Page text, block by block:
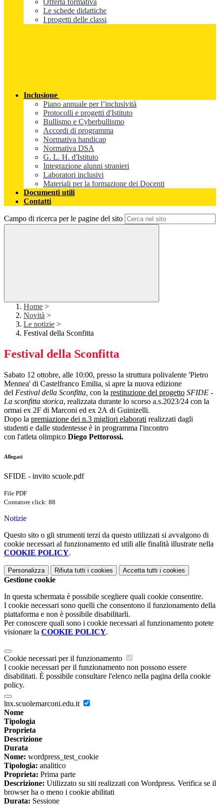
Offerta formativa
Le schede didattiche
I progetti delle classi
Inclusione
Piano annuale per l’inclusività
Protocolli e progetti d'Istituto
Bullismo e Cyberbullismo
Accordi di programma
Normativa handicap
Normativa DSA
G. L. H. d'Istituto
Integrazione alunni stranieri
Laboratori inclusivi
Materiali per la formazione dei Docenti
Documenti utili
Contatti
Campo di ricerca per le pagine del sito
Home >
Novità >
Le notizie >
Festival della Sconfitta
Festival della Sconfitta
Sabato 12 ottobre, alle 10:00, presso la struttura polivalente 'Pietro
Mennea' di Castelfranco Emilia, si apre la nuova edizione
del Festival della Sconfitta, con la restituzione del progetto SFIDE -
La sconfitta storica, realizzata durante lo scorso a.s.2023/24 con la
ormai ex 2F di Marconi ed ex 2A di Guinizelli.
Dopo la premiazione dei n.3 migliori elaborati realizzati dagli
studenti e dalle studentesse è in programma l'incontro
con l'atleta olimpico Diego Pettorossi.
Allegati
SFIDE - invito scuole.pdf
File PDF
Contatore click: 88
Notizie
Questo sito o gli strumenti terzi da questo utilizzati si avvalgono di
cookie necessari al funzionamento ed utili alle finalità illustrate nella
COOKIE POLICY.
Personalizza Rifiuta tutti i cookies Accetta tutti i cookies
Gestione cookie
In questa schermata è possibile scegliere quali cookie consentire.
I cookie necessari sono quelli che consentono il funzionamento della
piattaforma e non è possibile disabilitarli.
Per conoscere quali sono i cookie necessari al funzionamento potete
visionare la COOKIE POLICY.
Cookie necessari per il funzionamento
I cookie necessari per il funzionamento non possono essere
disabilitati. È possibile consultare l'elenco nella pagina della cookie
policy.
lnx.scuolemarconi.edu.it
Nome
Tipologia
Proprieta
Descrizione
Durata
Nome: wordpress_test_cookie
Tipologia: analitico
Proprieta: Prima parte
Descrizione: Utilizzato su siti realizzati con Wordpress. Verifica se il
browser ha o meno i cookie abilitati
Durata: Sessione